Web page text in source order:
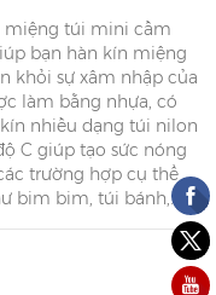
miệng túi mini cầm
bạn hàn kín miệng
khỏi sự xâm nhập của
làm bằng nhựa, có
nhiều dạng túi nilon
C giúp tạo sức nóng
trường hợp cụ thể
bim bim, túi bánh,...